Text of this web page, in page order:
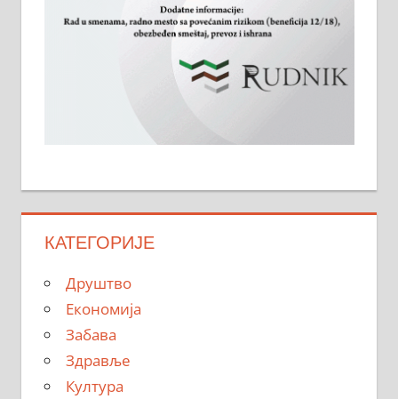
КАТЕГОРИЈЕ
Друштво
Економија
Забава
Здравље
Култура